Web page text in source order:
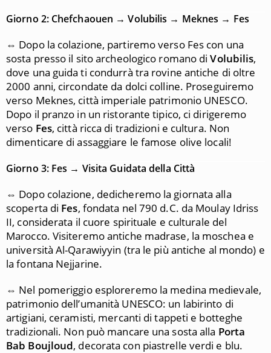
Giorno 2: Chefchaouen → Volubilis → Meknes → Fes
⇔ Dopo la colazione, partiremo verso Fes con una
sosta presso il sito archeologico romano diVolubilis,
dove una guida ti condurrà tra rovine antiche di oltre
2000 anni, circondate da dolci colline. Proseguiremo
verso Meknes, città imperiale patrimonio UNESCO.
Dopo il pranzo in un ristorante tipico, ci dirigeremo
verso Fes, città ricca di tradizioni e cultura. Non
dimenticare di assaggiare le famose olive locali!
Giorno 3: Fes → Visita Guidata della Città
⇔ Dopo colazione, dedicheremo la giornata alla
scoperta di Fes, fondata nel 790 d.C. da Moulay Idriss
II, considerata il cuore spirituale e culturale del
Marocco. Visiteremo antiche madrase, la moschea e
università Al-Qarawiyyin (tra le più antiche al mondo) e
la fontana Nejjarine.
⇔ Nel pomeriggio esploreremo la medina medievale,
patrimonio dell’umanità UNESCO: un labirinto di
artigiani, ceramisti, mercanti di tappeti e botteghe
tradizionali. Non può mancare una sosta alla Porta
Bab Boujloud, decorata con piastrelle verdi e blu.